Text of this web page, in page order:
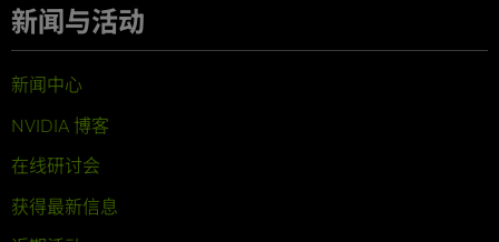
新闻与活动
新闻中心
NVIDIA 博客
在线研讨会
获得最新信息